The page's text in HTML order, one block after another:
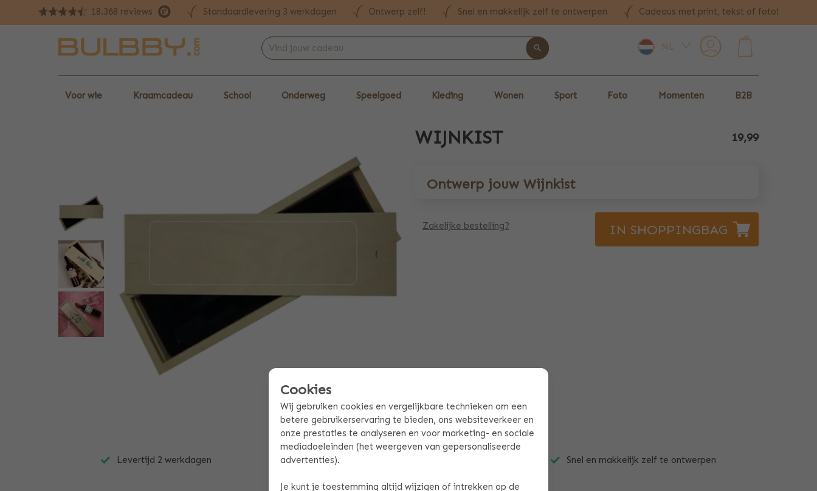
18.368 reviews Standaardlevering 3 werkdagen Ontwerp zelf! Snel en makkelijk zelf te ontwerpen Cadeaus met print, tekst of foto!
NL
Voor wie Kraamcadeau School Onderweg Speelgoed Kleding Wonen Sport Foto Momenten B2B
WIJNKIST 19,99
Ontwerp jouw Wijnkist
Zakelijke bestelling? IN SHOPPINGBAG
Levertijd 2 werkdagen Offerte mogelijk aan vanaf 10 stuks Snel en makkelijk zelf te ontwerpen
Cookies
Wij gebruiken cookies en vergelijkbare technieken om een
betere gebruikerservaring te bieden, ons websiteverkeer en
onze prestaties te analyseren en voor marketing- en sociale
mediadoeleinden (het weergeven van gepersonaliseerde
advertenties).
Je kunt je toestemming altijd wijzigen of intrekken op de